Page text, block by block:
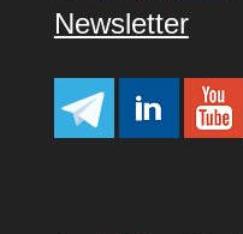
Newsletter